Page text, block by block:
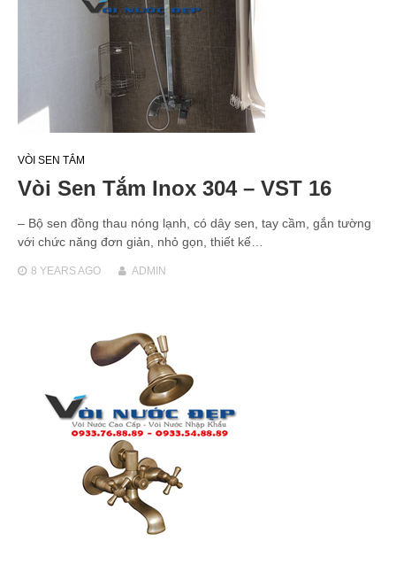
VÒI SEN TẮM
Vòi Sen Tắm Inox 304 – VST 16
– Bộ sen đồng thau nóng lạnh, có dây sen, tay cầm, gắn tường
với chức năng đơn giản, nhỏ gọn, thiết kế…
8 YEARSAGO ADMIN